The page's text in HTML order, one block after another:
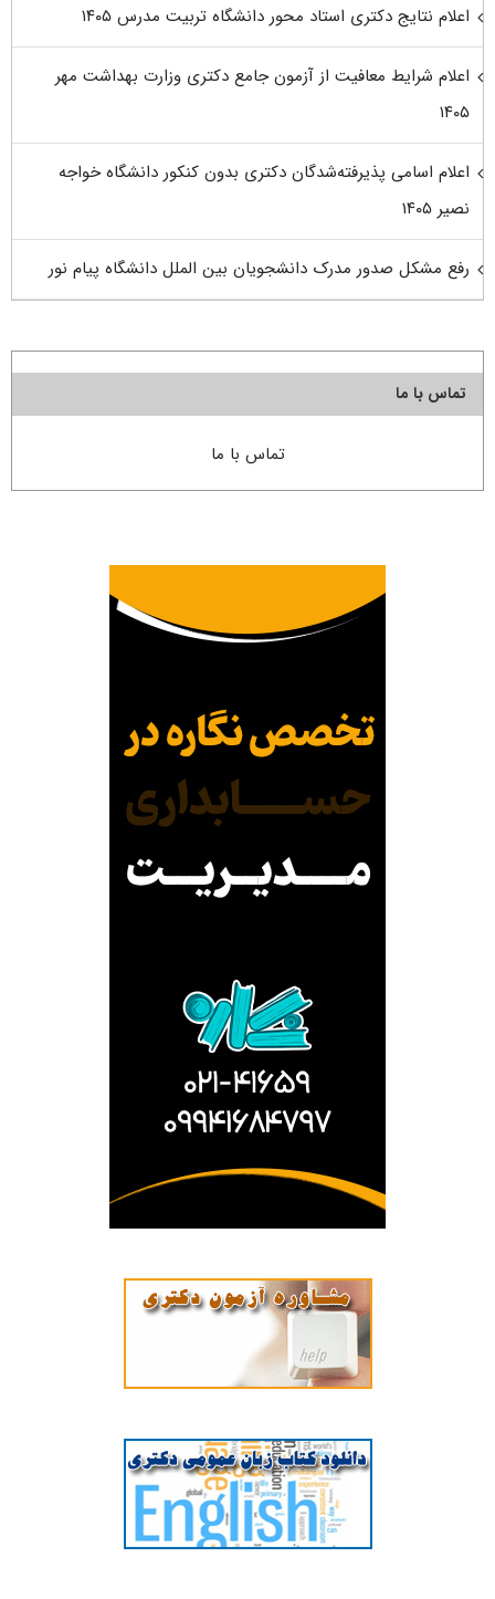
اعلام نتایج دکتری استاد محور دانشگاه تربیت مدرس ۱۴۰۵
اعلام شرایط معافیت از آزمون جامع دکتری وزارت بهداشت مهر
۱۴۰۵
اعلام اسامی پذیرفته‌شدگان دکتری بدون کنکور دانشگاه خواجه
نصیر ۱۴۰۵
رفع مشکل صدور مدرک دانشجویان بین الملل دانشگاه پیام نور
تماس با ما
تماس با ما